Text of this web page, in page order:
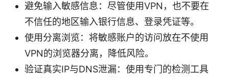
避免输入敏感信息：尽管使用VPN，也不要在
不信任的地区输入银行信息、登录凭证等。
使用分离浏览：将敏感账户的访问放在不使用
VPN的浏览器分离，降低风险。
验证真实IP与DNS泄漏：使用专门的检测工具